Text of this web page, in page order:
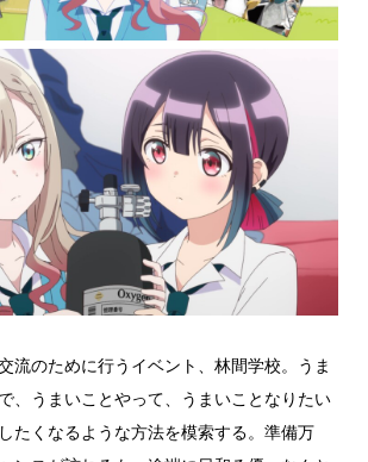
流のために行うイベント、林間学校。うま
、うまいことやって、うまいことなりたい
たくなるような方法を模索する。準備万